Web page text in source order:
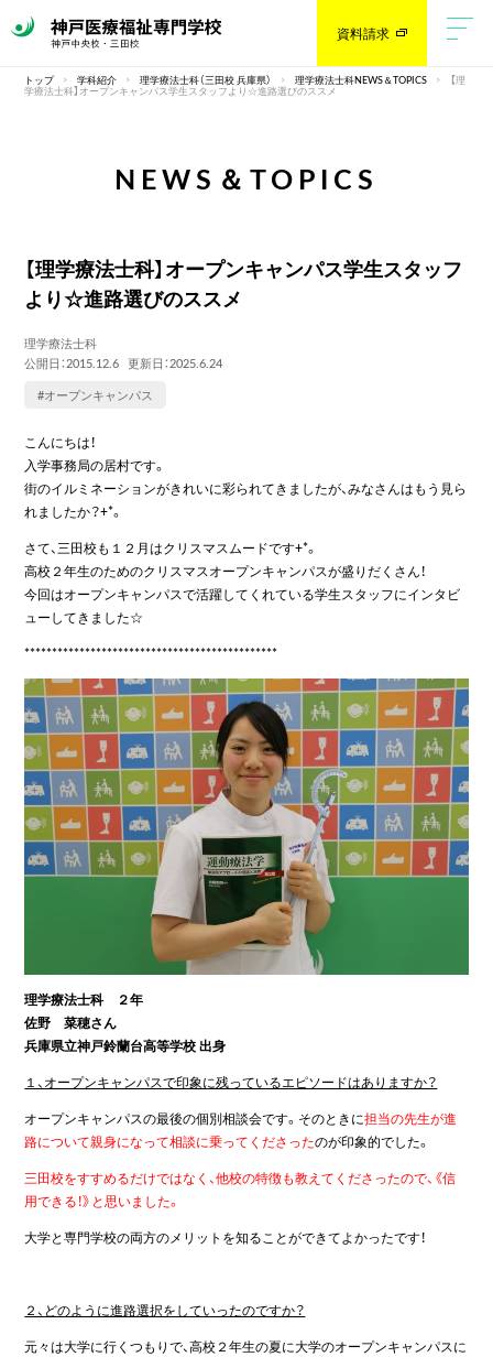
資料請求
トップ 学科紹介 理学療法士科（三田校 兵庫県） 理学療法士科NEWS＆TOPICS 【理
学療法士科】オープンキャンパス学生スタッフより☆進路選びのススメ
NEWS＆TOPICS
【理学療法士科】オープンキャンパス学生スタッフ
より☆進路選びのススメ
理学療法士科
公開日：2015.12.6 更新日：2025.6.24
#オープンキャンパス
こんにちは！
入学事務局の居村です。
街のイルミネーションがきれいに彩られてきましたが、みなさんはもう見ら
れましたか？+*。
さて、三田校も１２月はクリスマスムードです+*。
高校２年生のためのクリスマスオープンキャンパスが盛りだくさん！
今回はオープンキャンパスで活躍してくれている学生スタッフにインタビ
ューしてきました☆
**********************************************
理学療法士科 ２年
佐野 菜穂さん
兵庫県立神戸鈴蘭台高等学校 出身
１、オープンキャンパスで印象に残っているエピソードはありますか？
オープンキャンパスの最後の個別相談会です。そのときに担当の先生が進
路について親身になって相談に乗ってくださったのが印象的でした。
三田校をすすめるだけではなく、他校の特徴も教えてくださったので、《信
用できる！》と思いました。
大学と専門学校の両方のメリットを知ることができてよかったです！
２、どのように進路選択をしていったのですか？
元々は大学に行くつもりで、高校２年生の夏に大学のオープンキャンパスに